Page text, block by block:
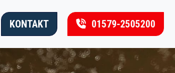
KONTAKT 01579-2505200